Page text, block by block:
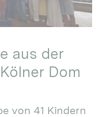
aus der
Dom
von 41 Kindern